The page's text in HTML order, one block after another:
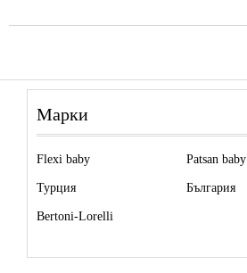
Марки
Flexi baby Patsan baby
Турция България
Bertoni-Lorelli